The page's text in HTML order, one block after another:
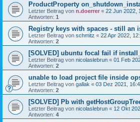
ProductProperty
Letzter Beitrag von n.doerrer « 22 Jun 2022,
Antworten: 1
Registry keys with spaces - still an
Letzter Beitrag von schmitz « 22 Apr 2022,
Antworten: 2
[SOLVED] ubuntu focal fail if
Letzter Beitrag von nicolaslebrun « 01 Feb
Antworten: 2
unable to load project file inside
Letzter Beitrag von gallak « 03 Dez 2021,
Antworten: 2
[SOLVED] Pb with
Letzter Beitrag von nicolaslebrun « 12 Okt
Antworten: 4